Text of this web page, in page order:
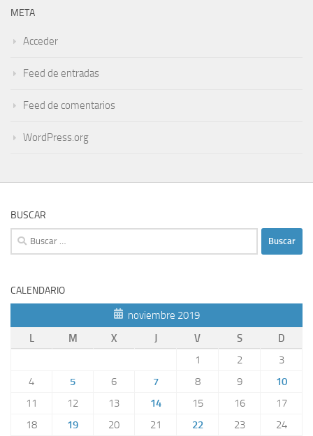
META
Acceder
Feed de entradas
Feed de comentarios
WordPress.org
BUSCAR
Buscar:
CALENDARIO
noviembre 2019
L
M X J V S
D
1
2
3
4
5 6 7 8 9
10
11
12 13 14 15 16
17
18
19 20 21 22 23
24